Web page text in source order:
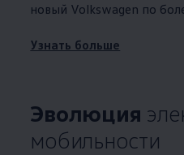
новый Volkswagen по
Узнать больше
Эволюция
мобильности